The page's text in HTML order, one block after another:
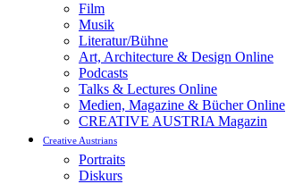
Film
Musik
Literatur/Bühne
Art, Architecture & Design Online
Podcasts
Talks & Lectures Online
Medien, Magazine & Bücher Online
CREATIVE AUSTRIA Magazin
Creative Austrians
Portraits
Diskurs